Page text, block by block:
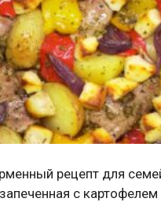
рецепт для
с